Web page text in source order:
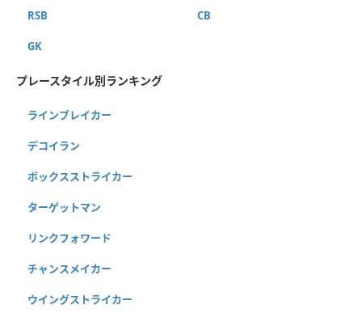
RSB CB
GK
プレースタイル別ランキング
ラインブレイカー
デコイラン
ボックスストライカー
ターゲットマン
リンクフォワード
チャンスメイカー
ウイングストライカー